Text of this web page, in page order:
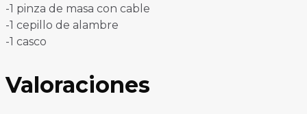
-1 pinza de masa con cable
-1 cepillo de alambre
-1 casco
Valoraciones